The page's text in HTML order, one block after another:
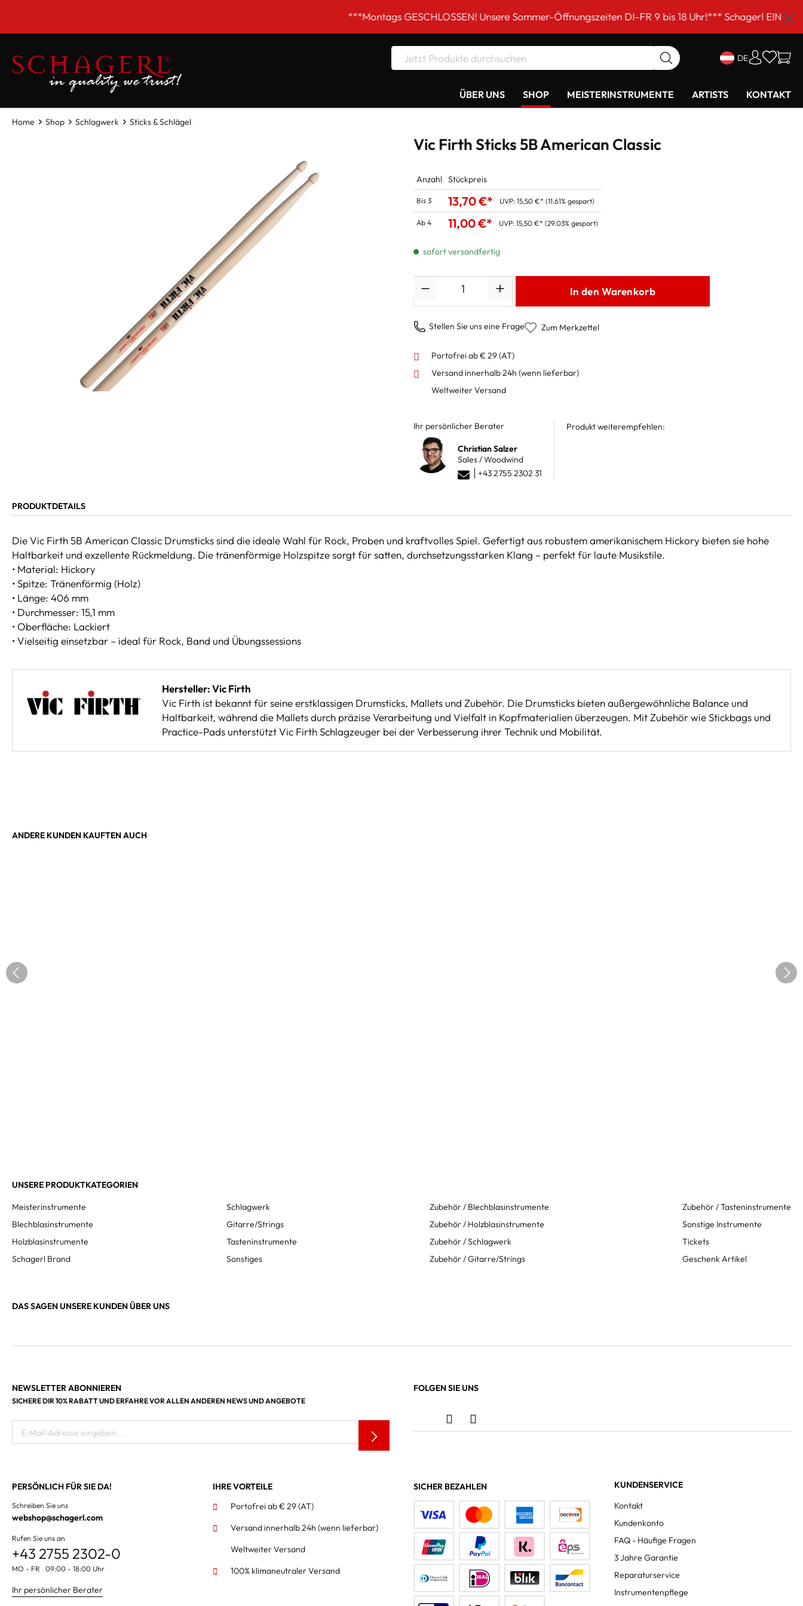
***Montags GESCHLOSSEN! Unsere Sommer-Öffnungszeiten DI-FR 9 bis 18 Uhr!*** Schagerl
DE
ÜBER UNS SHOP MEISTERINSTRUMENTE ARTISTS KONTAKT
Home Shop Schlagwerk Sticks & Schlägel
Vic Firth Sticks 5B American Classic
Anzahl Stückpreis
Bis 3 13,70 €* UVP: 15,50 €* (11.61% gespart)
Ab 4 11,00 €* UVP: 15,50 €* (29.03% gespart)
sofort versandfertig
In den Warenkorb
Stellen Sie uns eine Frage Zum Merkzettel
Portofrei ab € 29 (AT)
Versand innerhalb 24h (wenn lieferbar)
Weltweiter Versand
Ihr persönlicher Berater
Christian Salzer
Sales / Woodwind
+43 2755 2302 31
Produkt weiterempfehlen:
PRODUKTDETAILS
Die Vic Firth 5B American Classic Drumsticks sind die ideale Wahl für Rock, Proben und kraftvolles Spiel. Gefertigt aus robustem amerikanischem Hickory bieten sie hohe
Haltbarkeit und exzellente Rückmeldung. Die tränenförmige Holzspitze sorgt für satten, durchsetzungsstarken Klang – perfekt für laute Musikstile.
• Material: Hickory
• Spitze: Tränenförmig (Holz)
• Länge: 406 mm
• Durchmesser: 15,1 mm
• Oberfläche: Lackiert
• Vielseitig einsetzbar – ideal für Rock, Band und Übungssessions
Hersteller: Vic Firth
Vic Firth ist bekannt für seine erstklassigen Drumsticks, Mallets und Zubehör. Die Drumsticks bieten außergewöhnliche Balance und
Haltbarkeit, während die Mallets durch präzise Verarbeitung und Vielfalt in Kopfmaterialien überzeugen. Mit Zubehör wie Stickbags und
Practice-Pads unterstützt Vic Firth Schlagzeuger bei der Verbesserung ihrer Technik und Mobilität.
ANDERE KUNDEN KAUFTEN AUCH
UNSERE PRODUKTKATEGORIEN
Meisterinstrumente
Blechblasinstrumente
Holzblasinstrumente
Schagerl Brand
Schlagwerk
Gitarre/Strings
Tasteninstrumente
Sonstiges
Zubehör / Blechblasinstrumente
Zubehör / Holzblasinstrumente
Zubehör / Schlagwerk
Zubehör / Gitarre/Strings
Zubehör / Tasteninstrumente
Sonstige Instrumente
Tickets
Geschenk Artikel
DAS SAGEN UNSERE KUNDEN ÜBER UNS
NEWSLETTER ABONNIEREN
SICHERE DIR 10% RABATT UND ERFAHRE VOR ALLEN ANDEREN NEWS UND ANGEBOTE
E-Mail-Adresse eingeben ...
FOLGEN SIE UNS
PERSÖNLICH FÜR SIE DA!
Schreiben Sie uns
webshop@schagerl.com
Rufen Sie uns an
+43 2755 2302-0
MO - FR 09:00 - 18:00 Uhr
Ihr persönlicher Berater
IHRE VORTEILE
Portofrei ab € 29 (AT)
Versand innerhalb 24h (wenn lieferbar)
Weltweiter Versand
100% klimaneutraler Versand
SICHER BEZAHLEN
KUNDENSERVICE
Kontakt
Kundenkonto
FAQ - Häufige Fragen
3 Jahre Garantie
Reparaturservice
Instrumentenpflege